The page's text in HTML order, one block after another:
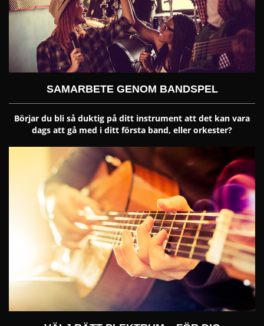
SAMARBETE GENOM BANDSPEL
Börjar du bli så duktig på ditt instrument att det kan vara
dags att gå med i ditt första band, eller orkester?